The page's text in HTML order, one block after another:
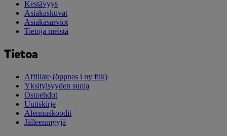
Kestävyys
Asiakaskuvat
Asiakasarviot
Tietoja meistä
Tietoa
Affiliate (öppnas i ny flik)
Yksityisyyden suoja
Ostoehdot
Uutiskirje
Alennuskoodit
Jälleenmyyjä